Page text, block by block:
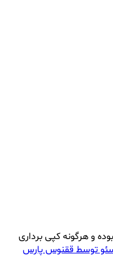
و هرگونه کپی برداری
توسط ققنوس پارس